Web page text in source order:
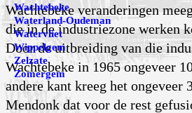
Wachtebeke veranderingen
die in de industriezone werken
Door de uitbreiding van die
Wachtebeke in 1965 ongeveer
andere kant kreeg het ongeveer
Mendonk dat voor de rest
Wachtebeke
Waterland-Oudeman
Watervliet
Wippelgem
Zelzate
Zomergem